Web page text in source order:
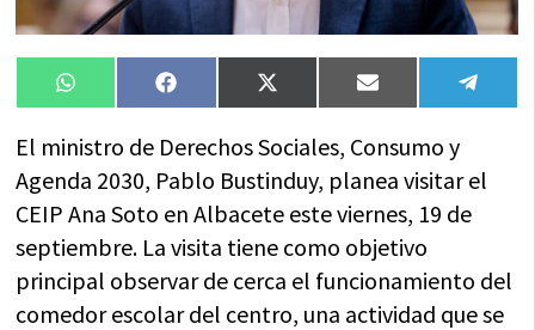
Compartir
en
WhatsAppCompartir
en
FacebookCompartir
en
X
(Twitter)
Compartir
en
Email
en
El ministro de Derechos Sociales, Consumo y
Agenda 2030, Pablo Bustinduy, planea visitar el
CEIP Ana Soto en Albacete este viernes, 19 de
septiembre. La visita tiene como objetivo
principal observar de cerca el funcionamiento del
comedor escolar del centro, una actividad que se